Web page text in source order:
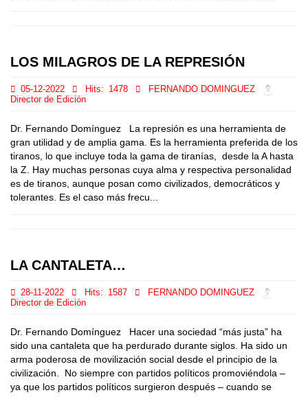
LOS MILAGROS DE LA REPRESIÓN
05-12-2022 Hits: 1478
FERNANDO DOMINGUEZ
Director de Edición
Dr. Fernando Domínguez La represión es una herramienta de
gran utilidad y de amplia gama. Es la herramienta preferida de los
tiranos, lo que incluye toda la gama de tiranías, desde la A hasta
la Z. Hay muchas personas cuya alma y respectiva personalidad
es de tiranos, aunque posan como civilizados, democráticos y
tolerantes. Es el caso más frecu...
LA CANTALETA…
28-11-2022 Hits: 1587
FERNANDO DOMINGUEZ
Director de Edición
Dr. Fernando Domínguez Hacer una sociedad “más justa” ha
sido una cantaleta que ha perdurado durante siglos. Ha sido un
arma poderosa de movilización social desde el principio de la
civilización. No siempre con partidos políticos promoviéndola –
ya que los partidos políticos surgieron después – cuando se